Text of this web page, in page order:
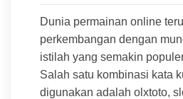
Dunia permainan online
perkembangan dengan
istilah yang semakin
Salah satu kombinasi kata
digunakan adalah olxtoto,